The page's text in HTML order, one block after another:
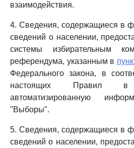
взаимодействия.
4. Сведения, содержащиеся в
сведений о населении,
системы избирательным
референдума, указанным в
Федерального закона, в
настоящих Правил в
автоматизированную
"Выборы".
5. Сведения, содержащиеся в
сведений о населении,